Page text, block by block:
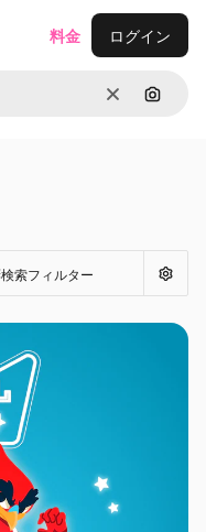
消去 画像で
料金 ログイン
検索フィルター